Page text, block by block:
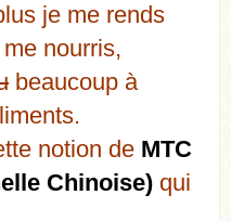
je me rends
nourris,
beaucoup à
notion de MTC
Chinoise) qui